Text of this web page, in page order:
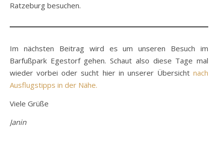
Ratzeburg besuchen.
Im nächsten Beitrag wird es um unseren Besuch im
Barfußpark Egestorf gehen. Schaut also diese Tage mal
wieder vorbei oder sucht hier in unserer Übersicht nach
Ausflugstipps in der Nähe.
Viele Grüße
Janin